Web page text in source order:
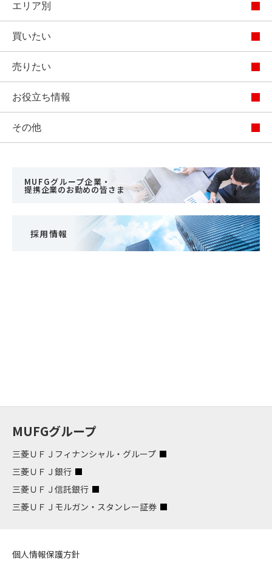
エリア別
買いたい
売りたい
お役立ち情報
その他
MUFGグループ企業・
提携企業のお勤めの皆さま
採用情報
MUFGグループ
三菱ＵＦＪフィナンシャル・グループ
三菱ＵＦＪ銀行
三菱ＵＦＪ信託銀行
三菱ＵＦＪモルガン・スタンレー証券
個人情報保護方針